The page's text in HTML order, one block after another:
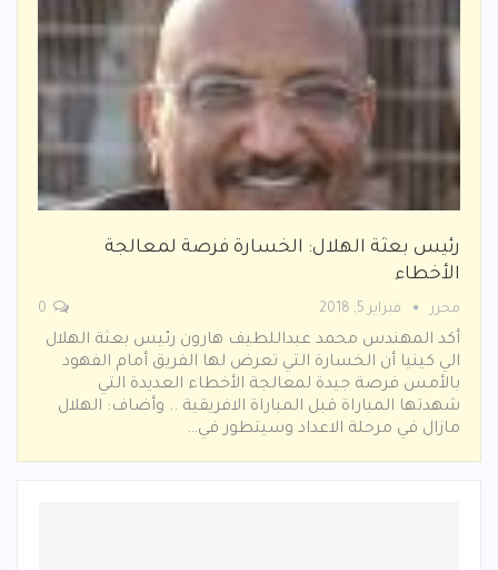
رئيس بعثة الهلال: الخسارة فرصة لمعالجة
الأخطاء
محرر فبراير 5, 2018
أكد المهندس محمد عبداللطيف هارون رئيس بعثة الهلال
الي كينيا أن الخسارة التي تعرض لها الفريق أمام الفهود
بالأمس فرصة جيدة لمعالجة الأخطاء العديدة التي
شهدتها المباراة قبل المباراة الافريقية .. وأضاف: الهلال
مازال في مرحلة الاعداد وسيتطور في…